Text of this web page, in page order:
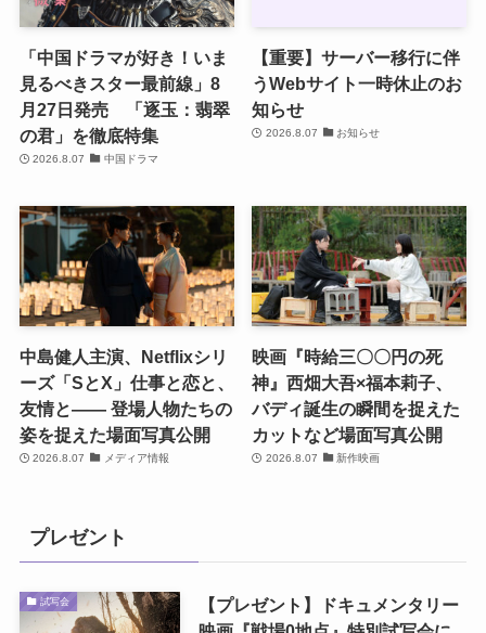
「中国ドラマが好き！いま
見るべきスター最前線」8
月27日発売 「逐玉：翡翠
の君」を徹底特集
2026.8.07 中国ドラマ
【重要】サーバー移行に伴
うWebサイト一時休止のお
知らせ
2026.8.07 お知らせ
中島健人主演、Netflixシリ
ーズ「SとX」仕事と恋と、
友情と―― 登場人物たちの
姿を捉えた場面写真公開
2026.8.07 メディア情報
映画『時給三〇〇円の死
神』西畑大吾×福本莉子、
バディ誕生の瞬間を捉えた
カットなど場面写真公開
2026.8.07 新作映画
プレゼント
試写会
【プレゼント】ドキュメンタリー